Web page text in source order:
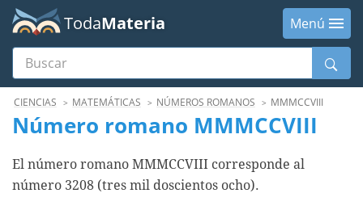
TodaMateria
Menú
Buscar
MenúCIENCIAS MATEMÁTICAS NÚMEROS ROMANOS MMMCCVIII
Número romano MMMCCVIII
El número romano MMMCCVIII corresponde al
número 3208 (tres mil doscientos ocho).